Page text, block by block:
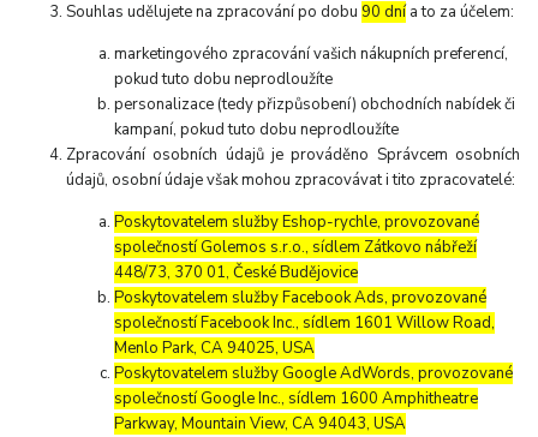
Souhlas udělujete na zpracování po dobu 90 dnía to za účelem:
marketingového zpracování vašich nákupních preferencí,
pokud tuto dobu neprodloužíte
personalizace (tedy přizpůsobení) obchodních nabídek či
kampaní, pokud tuto dobu neprodloužíte
Zpracování osobních údajů je prováděno Správcem osobních
údajů, osobní údaje však mohou zpracovávat i tito zpracovatelé:
Poskytovatelem služby Eshop-rychle, provozované
společností Golemos s.r.o., sídlem Zátkovo nábřeží
448/73, 370 01, České Budějovice
Poskytovatelem služby Facebook Ads, provozované
společností Facebook Inc., sídlem 1601 Willow Road,
Menlo Park, CA 94025, USA
Poskytovatelem služby Google AdWords, provozované
společností Google Inc., sídlem 1600 Amphitheatre
Parkway, Mountain View, CA 94043, USA